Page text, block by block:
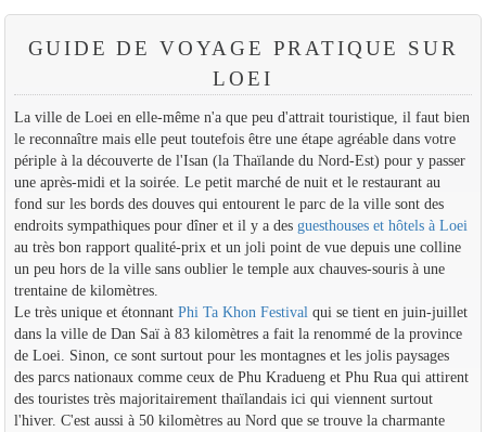
GUIDE DE VOYAGE PRATIQUE SUR
LOEI
La ville de Loei en elle-même n'a que peu d'attrait touristique, il faut bien
le reconnaître mais elle peut toutefois être une étape agréable dans votre
périple à la découverte de l'Isan (la Thaïlande du Nord-Est) pour y passer
une après-midi et la soirée. Le petit marché de nuit et le restaurant au
fond sur les bords des douves qui entourent le parc de la ville sont des
endroits sympathiques pour dîner et il y a des guesthouses et hôtels à Loei
au très bon rapport qualité-prix et un joli point de vue depuis une colline
un peu hors de la ville sans oublier le temple aux chauves-souris à une
trentaine de kilomètres.
Le très unique et étonnant Phi Ta Khon Festival qui se tient en juin-juillet
dans la ville de Dan Saï à 83 kilomètres a fait la renommé de la province
de Loei. Sinon, ce sont surtout pour les montagnes et les jolis paysages
des parcs nationaux comme ceux de Phu Kradueng et Phu Rua qui attirent
des touristes très majoritairement thaïlandais ici qui viennent surtout
l'hiver. C'est aussi à 50 kilomètres au Nord que se trouve la charmante